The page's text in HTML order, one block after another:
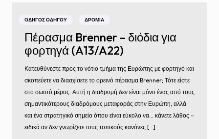
ΟΔΗΓΌΣ ΟΔΗΓΟΎ ΔΡΌΜΙΑ
Πέρασμα Brenner – διόδια για
φορτηγά (A13/A22)
Κατευθύνεστε προς το νότιο τμήμα της Ευρώπης με φορτηγό και
σκοπεύετε να διασχίσετε το ορεινό πέρασμα Brenner; Τότε είστε
στο σωστό μέρος. Αυτή η διαδρομή δεν είναι μόνο ένας από τους
σημαντικότερους διαδρόμους μεταφοράς στην Ευρώπη, αλλά
και ένα στρατηγικό σημείο όπου είναι εύκολο να… κάνετε λάθος –
ειδικά αν δεν γνωρίζετε τους τοπικούς κανόνες […]